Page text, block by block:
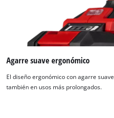
Agarre suave ergonómico
El diseño ergonómico con agarre
también en usos más prolongados.